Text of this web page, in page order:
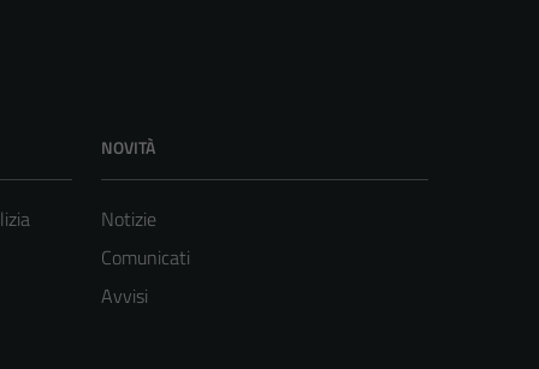
NOVITÀ
Notizie
Comunicati
Avvisi